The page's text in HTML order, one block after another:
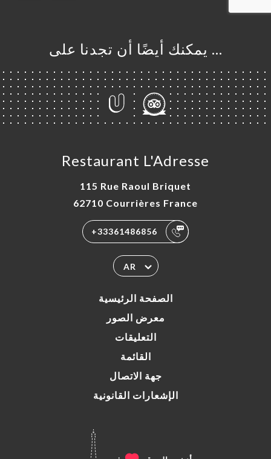
… يمكنك أيضًا أن تجدنا على
Restaurant L'Adresse
115 Rue Raoul Briquet
62710 Courrières France
+33361486856
AR
الصفحة الرئيسية
معرض الصور
التعليقات
القائمة
جهة الاتصال
الإشعارات القانونية